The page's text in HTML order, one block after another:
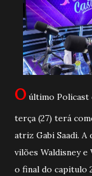
O último Policast
terça (27) terá
atriz Gabi Saadi.
vilões Waldisney
o final do capitulo